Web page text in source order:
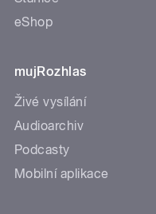
eShop
mujRozhlas
Živé vysílání
Audioarchiv
Podcasty
Mobilní aplikace